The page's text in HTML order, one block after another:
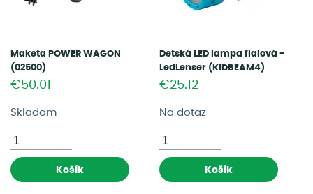
Maketa POWER WAGON
(02500)
€50.01
Skladom
Košík
Detská LED lampa fialová -
LedLenser (KIDBEAM4)
€25.12
Na dotaz
Košík